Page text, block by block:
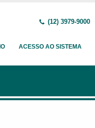
(12) 3979-9000
ACESSO AO SISTEMA